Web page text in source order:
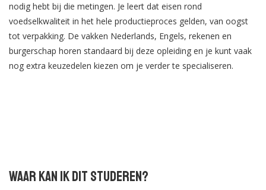
nodig hebt bij die metingen. Je leert dat eisen rond
voedselkwaliteit in het hele productieproces gelden, van oogst
tot verpakking. De vakken Nederlands, Engels, rekenen en
burgerschap horen standaard bij deze opleiding en je kunt vaak
nog extra keuzedelen kiezen om je verder te specialiseren.
Waar kan ik dit studeren?